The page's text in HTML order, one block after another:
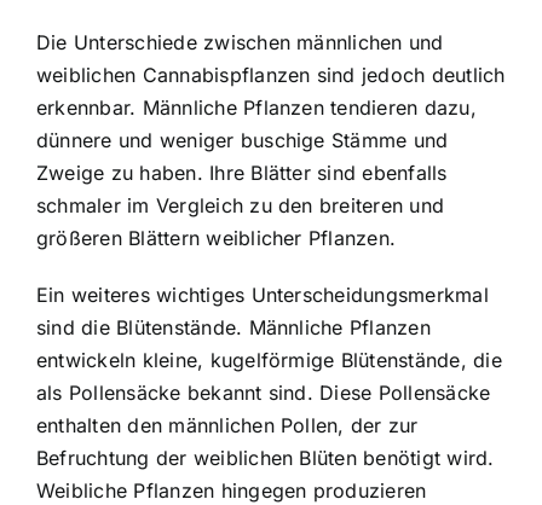
Die Unterschiede zwischen männlichen und
weiblichen Cannabispflanzen sind jedoch deutlich
erkennbar. Männliche Pflanzen tendieren dazu,
dünnere und weniger buschige Stämme und
Zweige zu haben. Ihre Blätter sind ebenfalls
schmaler im Vergleich zu den breiteren und
größeren Blättern weiblicher Pflanzen.
Ein weiteres wichtiges Unterscheidungsmerkmal
sind die Blütenstände. Männliche Pflanzen
entwickeln kleine, kugelförmige Blütenstände, die
als Pollensäcke bekannt sind. Diese Pollensäcke
enthalten den männlichen Pollen, der zur
Befruchtung der weiblichen Blüten benötigt wird.
Weibliche Pflanzen hingegen produzieren